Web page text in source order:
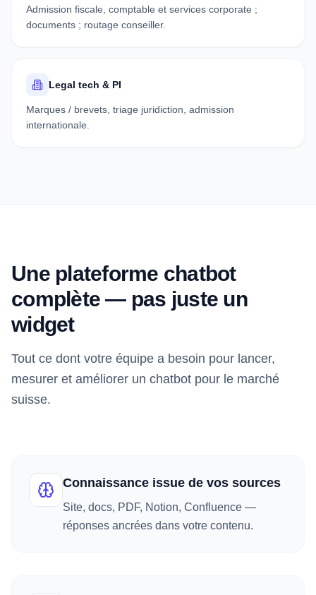
Admission fiscale, comptable et services corporate ;
documents ; routage conseiller.
Legal tech & PI
Marques / brevets, triage juridiction, admission
internationale.
Une plateforme chatbot
complète — pas juste un
widget
Tout ce dont votre équipe a besoin pour lancer,
mesurer et améliorer un chatbot pour le marché
suisse.
Connaissance issue de vos sources
Site, docs, PDF, Notion, Confluence —
réponses ancrées dans votre contenu.